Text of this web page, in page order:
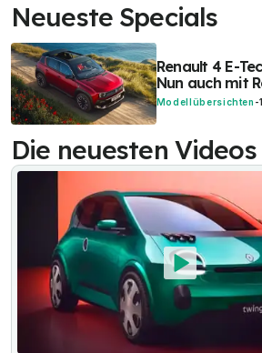
Neueste Specials
Renault 4 E-
Nun auch mit
Modellübersichten -
Die neuesten Videos